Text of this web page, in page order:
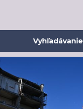
Vyhľadávanie